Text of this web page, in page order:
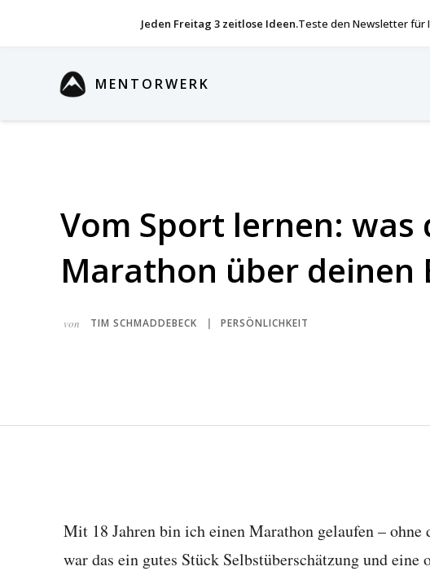
MENTORWERK
Jeden Freitag 3 zeitlose Ideen.Teste den Newsletter für
Vom Sport lernen: was
Marathon über deinen
von TIM SCHMADDEBECK PERSÖNLICHKEIT
Mit 18 Jahren bin ich einen Marathon gelaufen –
war das ein gutes Stück Selbstüberschätzung und